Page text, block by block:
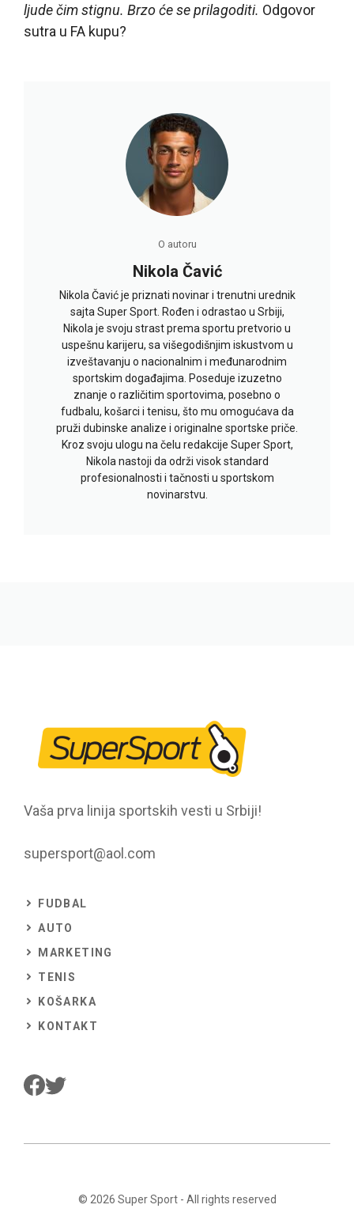
ljude čim stignu. Brzo će se prilagoditi. Odgovor
sutra u FA kupu?
O autoru
Nikola Čavić
Nikola Čavić je priznati novinar i trenutni urednik
sajta Super Sport. Rođen i odrastao u Srbiji,
Nikola je svoju strast prema sportu pretvorio u
uspešnu karijeru, sa višegodišnjim iskustvom u
izveštavanju o nacionalnim i međunarodnim
sportskim događajima. Poseduje izuzetno
znanje o različitim sportovima, posebno o
fudbalu, košarci i tenisu, što mu omogućava da
pruži dubinske analize i originalne sportske priče.
Kroz svoju ulogu na čelu redakcije Super Sport,
Nikola nastoji da održi visok standard
profesionalnosti i tačnosti u sportskom
novinarstvu.
Vaša prva linija sportskih vesti u Srbiji!
supersport@aol.com
FUDBAL
AUTO
MARKETING
TENIS
KOŠARKA
KONTAKT
© 2026 Super Sport- All rights reserved